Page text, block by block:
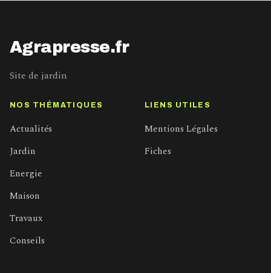
Agrapresse.fr
Site de jardin
NOS THÉMATIQUES
Actualités
Jardin
Energie
Maison
Travaux
Conseils
LIENS UTILES
Mentions Légales
Fiches